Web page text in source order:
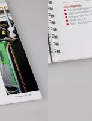
du je wieder
sich auch auf die
führen
immer
und die
Problem will in
nicht immer leicht.
"Die Arbeit im